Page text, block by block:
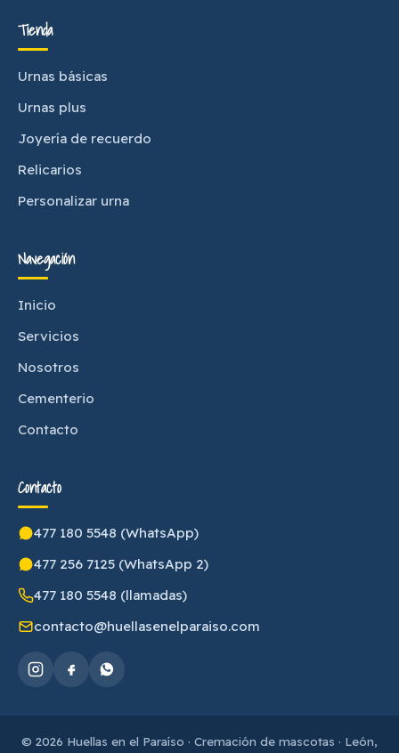
Tienda
Urnas básicas
Urnas plus
Joyería de recuerdo
Relicarios
Personalizar urna
Navegación
Inicio
Servicios
Nosotros
Cementerio
Contacto
Contacto
477 180 5548 (WhatsApp)
477 256 7125 (WhatsApp 2)
477 180 5548 (llamadas)
contacto@huellasenelparaiso.com
© 2026 Huellas en el Paraíso · Cremación de mascotas · León,